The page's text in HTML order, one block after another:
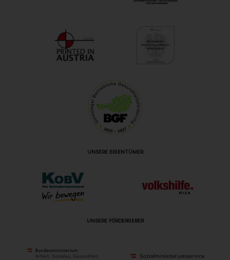
UNSERE EIGENTÜMER
UNSERE FÖRDERGEBER